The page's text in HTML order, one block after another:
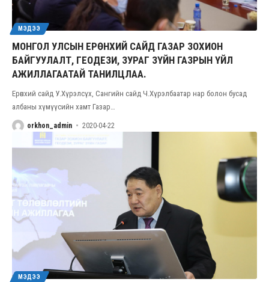
МЭДЭЭ
МОНГОЛ УЛСЫН ЕРӨНХИЙ САЙД ГАЗАР ЗОХИОН
БАЙГУУЛАЛТ, ГЕОДЕЗИ, ЗУРАГ ЗҮЙН ГАЗРЫН ҮЙЛ
АЖИЛЛАГААТАЙ ТАНИЛЦЛАА.
Ерөнхий сайд У.Хүрэлсүх, Сангийн сайд Ч.Хүрэлбаатар нар болон бусад
албаны хүмүүсийн хамт Газар
orkhon_admin 2020-04-22
МЭДЭЭ